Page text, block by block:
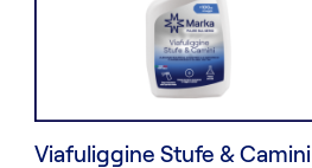
Viafuliggine Stufe & Camini